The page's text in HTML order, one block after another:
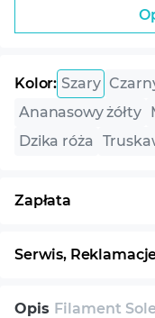
Kolor: Szary
Ananasowy żółty
Dzika róża
Zapłata
Serwis,
Opis Filament